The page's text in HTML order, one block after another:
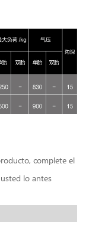
complete el
lo antes